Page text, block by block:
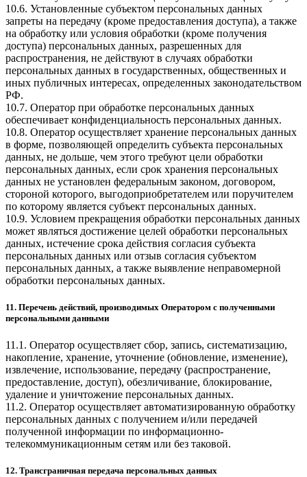
10.6. Установленные субъектом персональных данных
запреты на передачу (кроме предоставления доступа), а также
на обработку или условия обработки (кроме получения
доступа) персональных данных, разрешенных для
распространения, не действуют в случаях обработки
персональных данных в государственных, общественных и
иных публичных интересах, определенных законодательством
РФ.
10.7. Оператор при обработке персональных данных
обеспечивает конфиденциальность персональных данных.
10.8. Оператор осуществляет хранение персональных данных
в форме, позволяющей определить субъекта персональных
данных, не дольше, чем этого требуют цели обработки
персональных данных, если срок хранения персональных
данных не установлен федеральным законом, договором,
стороной которого, выгодоприобретателем или поручителем
по которому является субъект персональных данных.
10.9. Условием прекращения обработки персональных данных
может являться достижение целей обработки персональных
данных, истечение срока действия согласия субъекта
персональных данных или отзыв согласия субъектом
персональных данных, а также выявление неправомерной
обработки персональных данных.
11. Перечень действий, производимых Оператором с полученными
персональными данными
11.1. Оператор осуществляет сбор, запись, систематизацию,
накопление, хранение, уточнение (обновление, изменение),
извлечение, использование, передачу (распространение,
предоставление, доступ), обезличивание, блокирование,
удаление и уничтожение персональных данных.
11.2. Оператор осуществляет автоматизированную обработку
персональных данных с получением и/или передачей
полученной информации по информационно-
телекоммуникационным сетям или без таковой.
12. Трансграничная передача персональных данных